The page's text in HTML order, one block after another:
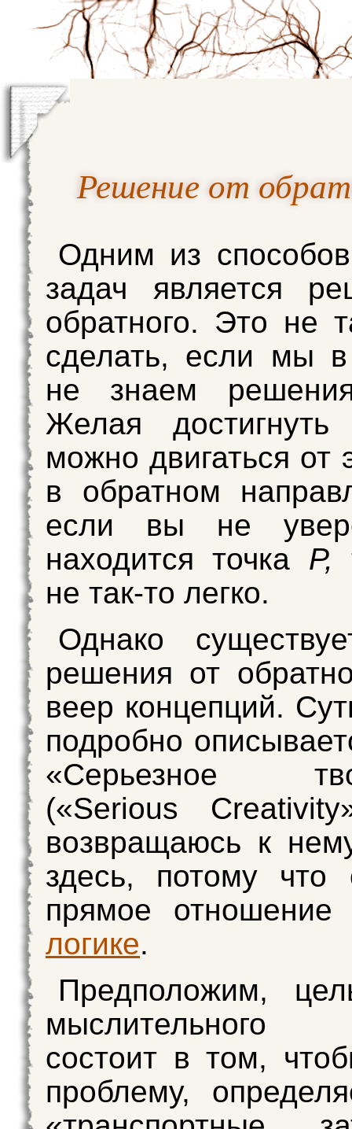
Решение от
Одним из
задач является
обратного. Это не
сделать, если мы в
не знаем
Желая
можно двигаться от
в обратном
если вы не
находится точка Р,
не так-то легко.
Однако
решения от
веер концепций.
подробно
«Серьезное
(«Serious
возвращаюсь к
здесь, потому что
прямое отношение
логике.
Предположим,
мыслительного
состоит в том,
проблему,